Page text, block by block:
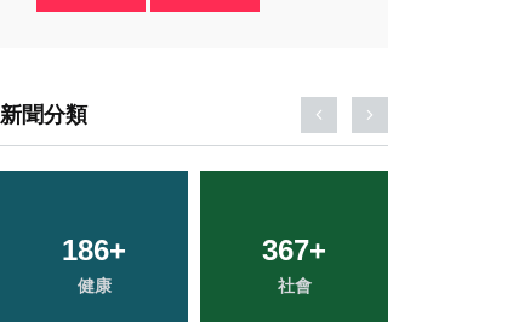
新聞分類
31+
科技新知
660+
綜合新聞